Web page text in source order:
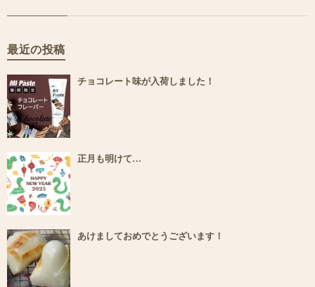
最近の投稿
チョコレート味が入荷しました！
正月も明けて…
あけましておめでとうございます！